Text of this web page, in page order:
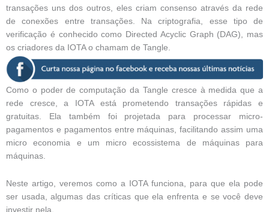
transações uns dos outros, eles criam consenso através da rede
de conexões entre transações. Na criptografia, esse tipo de
verificação é conhecido como Directed Acyclic Graph (DAG), mas
os criadores da IOTA o chamam de Tangle.
Como o poder de computação da Tangle cresce à medida que a
rede cresce, a IOTA está prometendo transações rápidas e
gratuitas. Ela também foi projetada para processar micro-
pagamentos e pagamentos entre máquinas, facilitando assim uma
micro economia e um micro ecossistema de máquinas para
máquinas.
Neste artigo, veremos como a IOTA funciona, para que ela pode
ser usada, algumas das críticas que ela enfrenta e se você deve
investir nela.